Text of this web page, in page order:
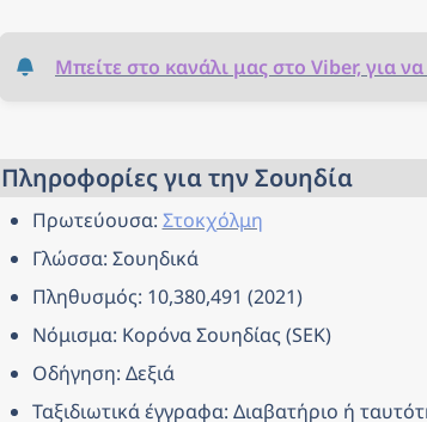
Μπείτε στο κανάλι μας στο Viber, για
Πληροφορίες για την Σουηδία
Πρωτεύουσα: Στοκχόλμη
Γλώσσα: Σουηδικά
Πληθυσμός: 10,380,491 (2021)
Νόμισμα: Κορόνα Σουηδίας (SEK)
Οδήγηση: Δεξιά
Ταξιδιωτικά έγγραφα: Διαβατήριο ή